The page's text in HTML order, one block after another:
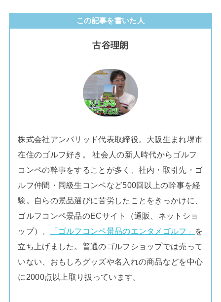
この記事を書いた人
古谷理朗
株式会社アンバリッド代表取締役。大阪生まれ堺市
在住のゴルフ好き。 社会人の新人時代からゴルフ
コンペの幹事をすることが多く、社内・取引先・ゴ
ルフ仲間・同級生コンペなど500回以上の幹事を経
験。自らの景品選びに苦労したことをきっかけに、
ゴルフコンペ景品のECサイト（通販、ネットショ
ップ）、
「ゴルフコンペ景品のエンタメゴルフ」
を
立ち上げました。普通のゴルフショップでは売って
いない、おもしろグッズや名入れの商品などを中心
に2000点以上取り扱っています。